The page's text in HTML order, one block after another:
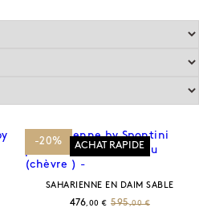
-20% ACHAT RAPIDE
SAHARIENNE EN DAIM SABLE
476,00 € 595,00 €